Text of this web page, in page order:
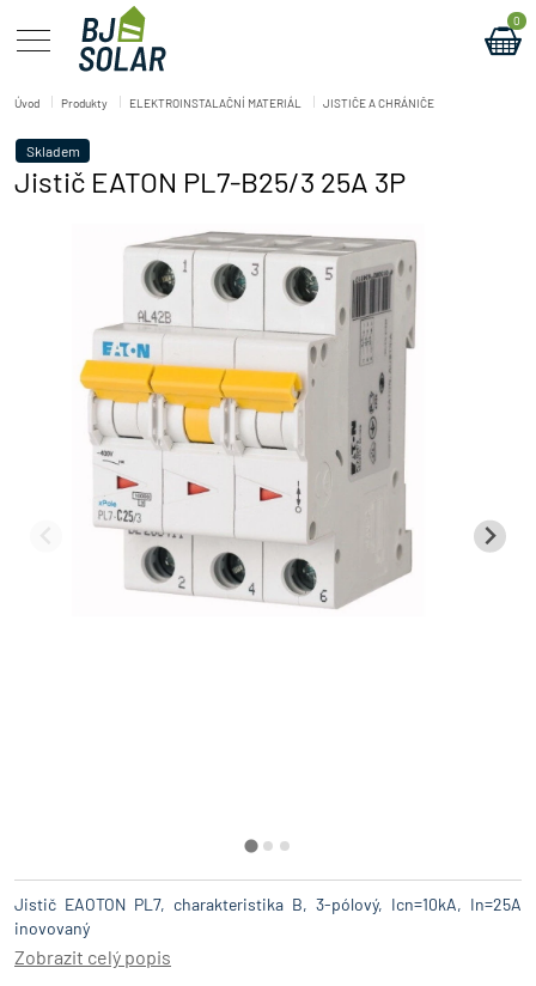
Úvod Produkty ELEKTROINSTALAČNÍ MATERIÁL JISTIČE A CHRÁNIČE
Skladem
Jistič EATON PL7-B25/3 25A 3P
Jistič EAOTON PL7, charakteristika B, 3-pólový, Icn=10kA, In=25A
inovovaný
Zobrazit celý popis
0